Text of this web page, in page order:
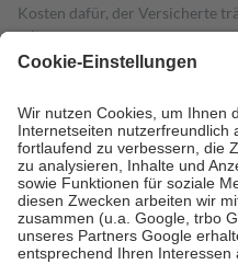
Kosten dafür, der Versicherte
mit.
Grundsätzlich leisten Mitglieder
höchstens zehn Euro.
Es sind
Kosten der Leistung zu
Diese Regeln gelten
Bei Heilmitteln und häuslicher
Zuzahlung zehn Prozent der
Verordnung.
Um das Engagement der
stärken und die besondere